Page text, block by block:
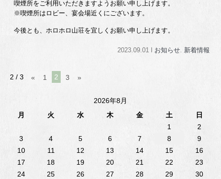
喫煙所をご利用いただきますようお願い申し上げます。
※喫煙所はロビー、宴会場近くにございます。
今後とも、ホロホロ山荘を宜しくお願い申し上げます。
2023.09.01 l お知らせ. 新着情報
2 / 3 « 1 2 3 »
2026年8月
月
火 水 木 金 土
日
1
2
3
4 5 6 7 8
9
10
11 12 13 14 15
16
17
18 19 20 21 22
23
24
25 26 27 28 29
30